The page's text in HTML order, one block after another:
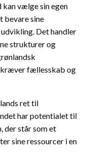
kan vælge sin egen
bevare sine
Det handler
strukturer og
kræver fællesskab og
ret til
har potentialet til
der står som et
sine ressourcer i en